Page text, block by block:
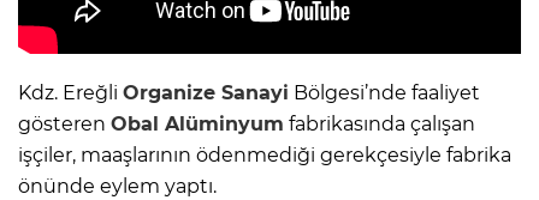
Kdz. Ereğli Organize Sanayi Bölgesi’nde faaliyet
gösteren Obal Alüminyum fabrikasında çalışan
işçiler, maaşlarının ödenmediği gerekçesiyle fabrika
önünde eylem yaptı.